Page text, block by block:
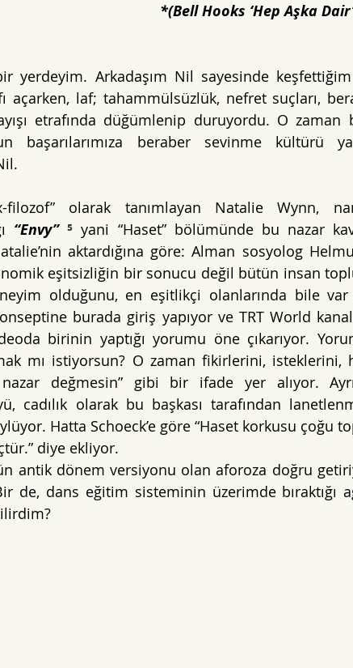
*(Bell Hooks ‘Hep Aşka
yerdeyim. Arkadaşım Nil sayesinde
açarken, laf; tahammülsüzlük, nefret suçları,
etrafında düğümlenip duruyordu. O zaman
başarılarımıza beraber sevinme kültürü
filozof” olarak tanımlayan Natalie Wynn,
“Envy” ⁵ yani “Haset” bölümünde bu nazar
aktardığına göre: Alman sosyolog
eşitsizliğin bir sonucu değil bütün insan
olduğunu, en eşitlikçi olanlarında bile var
burada giriş yapıyor ve TRT World
birinin yaptığı yorumu öne çıkarıyor.
mı istiyorsun? O zaman fikirlerini, isteklerini,
değmesin” gibi bir ifade yer alıyor.
cadılık olarak bu başkası tarafından
Hatta Schoeck’e göre “Haset korkusu çoğu
diye ekliyor.
antik dönem versiyonu olan aforoza doğru
de, dans eğitim sisteminin üzerimde bıraktığı